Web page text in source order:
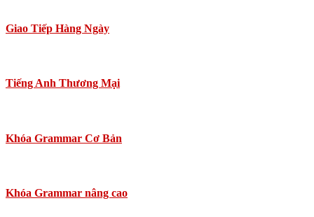
Giao Tiếp Hàng Ngày
Tiếng Anh Thương Mại
Khóa Grammar Cơ Bản
Khóa Grammar nâng cao